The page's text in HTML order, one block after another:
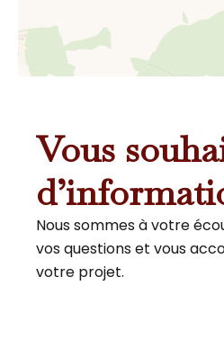
Vous
Nous sommes à votre
vos questions et vous
votre projet.